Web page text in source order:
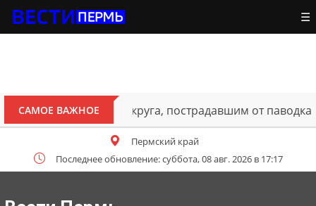
☰
САМОЕ ВАЖНОЕ
Октябрьского округа, пострадавшим от паводка
Пермский край
Последнее обновление: суббота, 08 авг. 2026 в 17:17